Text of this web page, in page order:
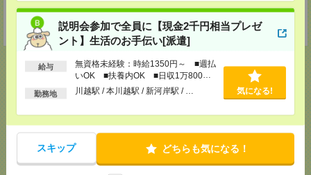
説明会参加で全員に【現金2千円相当プレゼ
ント】生活のお手伝い[派遣]
給与
無資格未経験：時給1350円～ ■週払
いOK ■扶養内OK ■日収1万800円
以上
勤務地 川越駅 / 本川越駅 / 新河岸駅 / … 気になる!
スキップ どちらも気になる！
MAIL：worker@nissonet.co.jp
担当：採用担当者
受付可能日時：9:30-19:00 ※電話受付時間⇒9:30-21:00
気になる！